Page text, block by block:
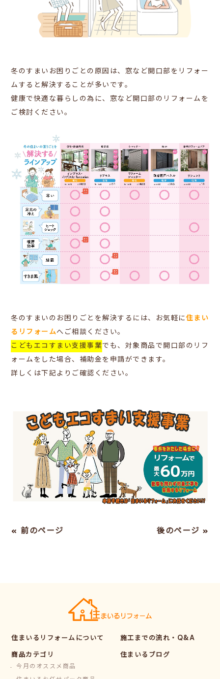
冬のすまいお困りごとの原因は、窓など開口部をリフォー
ムすると解決することが多いです。
健康で快適な暮らしの為に、窓など開口部のリフォームを
ご検討ください。
冬のすまいのお困りごとを解決するには、お気軽に住まい
るリフォームへご相談ください。
こどもエコすまい支援事業でも、対象商品で開口部のリフ
ォームをした場合、補助金を申請ができます。
詳しくは下記よりご確認ください。
« 前のページ 後のページ »
住まいるリフォームについて
商品カテゴリ
今月のオススメ商品
施工までの流れ・Q&A
住まいるブログ